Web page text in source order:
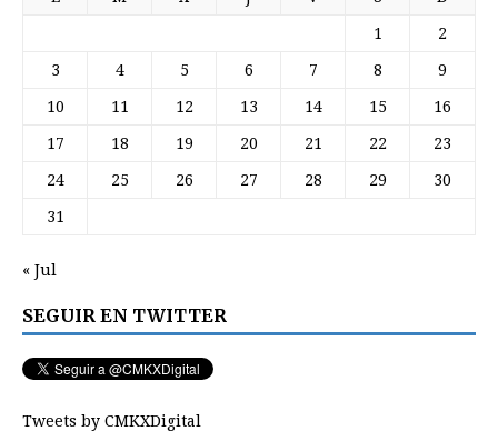
1 2
3 4 5 6 7 8 9
10 11 12 13 14 15 16
17 18 19 20 21 22 23
24 25 26 27 28 29 30
31
« Jul
SEGUIR EN TWITTER
Tweets by CMKXDigital